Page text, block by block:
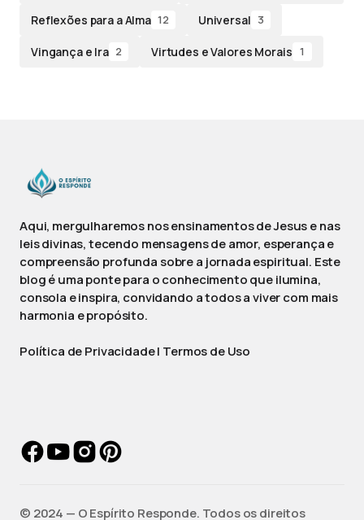
Reflexões para a Alma 12 Universal 3
Vingança e Ira 2 Virtudes e Valores Morais 1
Aqui, mergulharemos nos ensinamentos de Jesus e nas
leis divinas, tecendo mensagens de amor, esperança e
compreensão profunda sobre a jornada espiritual. Este
blog é uma ponte para o conhecimento que ilumina,
consola e inspira, convidando a todos a viver com mais
harmonia e propósito.
Política de Privacidade| Termos de Uso
©️ 2024 — O Espírito Responde. Todos os direitos